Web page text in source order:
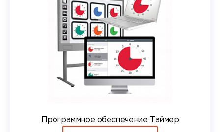
Программное обеспечение Таймер